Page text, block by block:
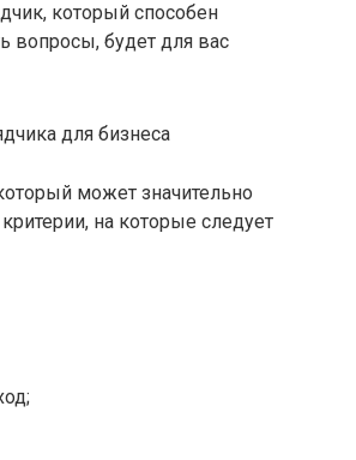
который способен
вопросы, будет для вас
для бизнеса
может значительно
на которые следует